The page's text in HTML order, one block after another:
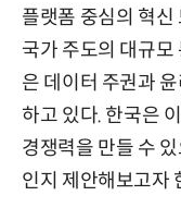
플랫폼 중심의 혁신
국가 주도의 대규모
은 데이터 주권과
하고 있다. 한국은
경쟁력을 만들 수
인지 제안해보고자